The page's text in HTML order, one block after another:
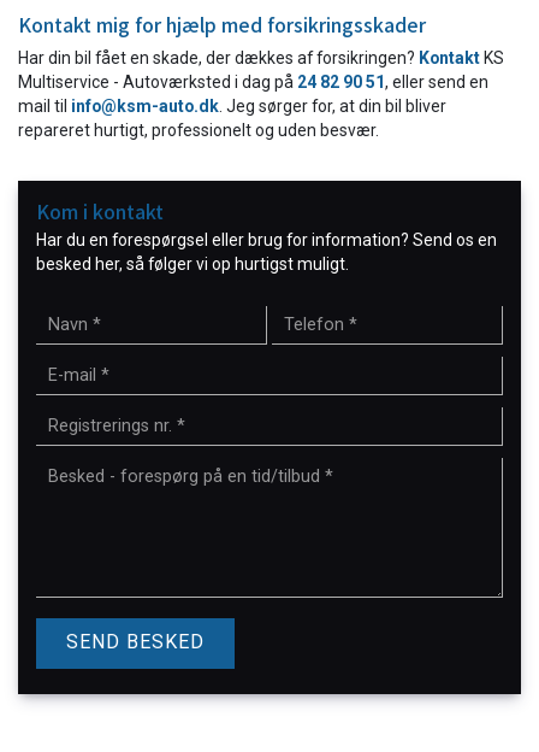
Kontakt mig for hjælp med forsikringsskader
Har din bil fået en skade, der dækkes af forsikringen? Kontakt KS
Multiservice - Autoværksted i dag på 24 82 90 51, eller send en
mail til info@ksm-auto.dk . Jeg sørger for, at din bil bliver
repareret hurtigt, professionelt og uden besvær.
Kom i kontakt
Har du en forespørgsel eller brug for information? Send os en
besked her, så følger vi op hurtigst muligt.